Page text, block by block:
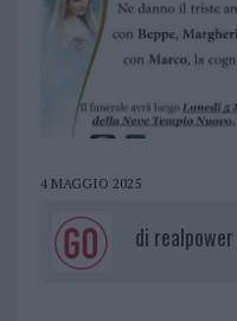
4 MAGGIO 2025
di realpower